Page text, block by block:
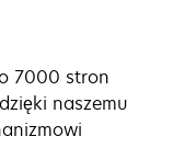
7000 stron
naszemu